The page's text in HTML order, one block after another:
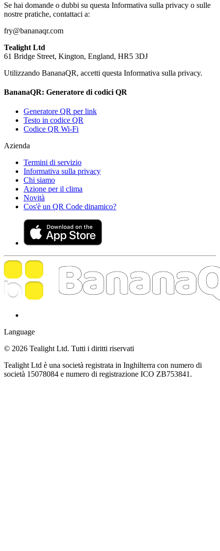
Se hai domande o dubbi su questa Informativa sulla privacy o sulle
nostre pratiche, contattaci a:
fry@bananaqr.com
Tealight Ltd
61 Bridge Street, Kington, England, HR5 3DJ
Utilizzando BananaQR, accetti questa Informativa sulla privacy.
BananaQR: Generatore di codici QR
Generatore QR per link
Testo in codice QR
Codice QR Wi-Fi
Azienda
Termini di servizio
Informativa sulla privacy
Chi siamo
Azione per il clima
Novità
Cos'è un QR Code dinamico?
Language
© 2026 Tealight Ltd. Tutti i diritti riservati
Tealight Ltd è una società registrata in Inghilterra con numero di
società 15078084 e numero di registrazione ICO ZB753841.